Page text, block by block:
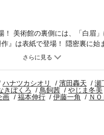
美術館の裏側には、「白眉
』は表紙で登場！ 隠密裏に始
◎『さがドーン ～江藤新平と
ハナツカシオリ 濱田轟天 瀬
きぼくろ 鳥飼茜 やじま冬美
画 福本伸行 伊藤一角 ＮＯ